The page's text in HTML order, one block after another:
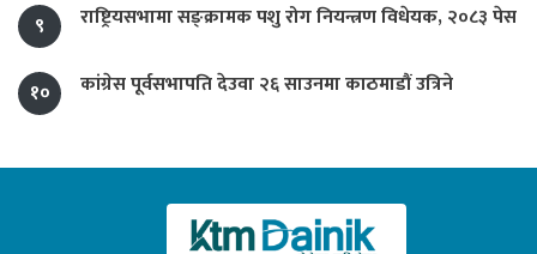
९ राष्ट्रियसभामा सङ्क्रामक पशु रोग नियन्त्रण विधेयक, २०८३ पेस
१० कांग्रेस पूर्वसभापति देउवा २६ साउनमा काठमाडौं उत्रिने